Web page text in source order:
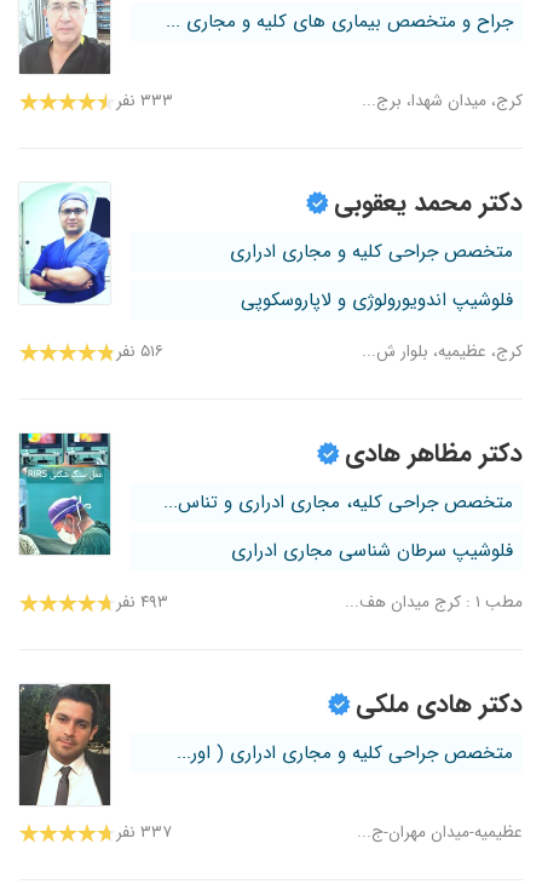
جراح و متخصص بیماری های کلیه و مجاری ...
کرج، میدان شهدا، برج... ۳۳۳ نفر
دکتر محمد یعقوبی
متخصص جراحی کلیه و مجاری ادراری
فلوشیپ اندویورولوژی و لاپاروسکوپی
کرج، عظیمیه، بلوار ش... ۵۱۶ نفر
دکتر مظاهر هادی
متخصص جراحی کلیه، مجاری ادراری و تناس...
فلوشیپ سرطان شناسی مجاری ادراری
مطب ۱ : کرج میدان هف... ۴۹۳ نفر
دکتر هادی ملکی
متخصص جراحی کلیه و مجاری ادراری ( اور...
عظیمیه-میدان مهران-ج... ۳۳۷ نفر